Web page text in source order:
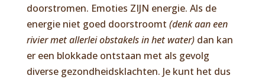
doorstromen. Emoties ZIJN energie. Als de
energie niet goed doorstroomt (denk aan een
rivier met allerlei obstakels in het water)dan kan
er een blokkade ontstaan met als gevolg
diverse gezondheidsklachten. Je kunt het dus